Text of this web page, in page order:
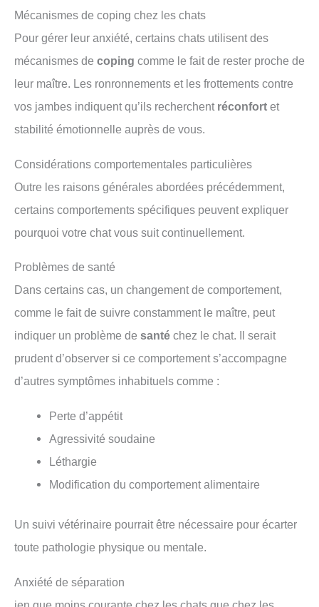
Mécanismes de coping chez les chats
Pour gérer leur anxiété, certains chats utilisent des
mécanismes de coping comme le fait de rester proche de
leur maître. Les ronronnements et les frottements contre
vos jambes indiquent qu’ils recherchent réconfort et
stabilité émotionnelle auprès de vous.
Considérations comportementales particulières
Outre les raisons générales abordées précédemment,
certains comportements spécifiques peuvent expliquer
pourquoi votre chat vous suit continuellement.
Problèmes de santé
Dans certains cas, un changement de comportement,
comme le fait de suivre constamment le maître, peut
indiquer un problème de santé chez le chat. Il serait
prudent d’observer si ce comportement s’accompagne
d’autres symptômes inhabituels comme :
Perte d’appétit
Agressivité soudaine
Léthargie
Modification du comportement alimentaire
Un suivi vétérinaire pourrait être nécessaire pour écarter
toute pathologie physique ou mentale.
Anxiété de séparation